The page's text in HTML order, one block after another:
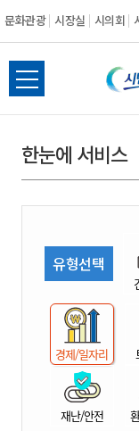
문화관광 시장실 시의회
전
체
뉴
열
한눈에 서비스
유형선택
경제/일자리
재난/안전